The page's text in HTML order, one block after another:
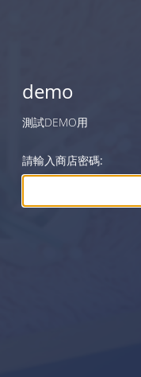
demo
測試DEMO用
請輸入商店密碼: